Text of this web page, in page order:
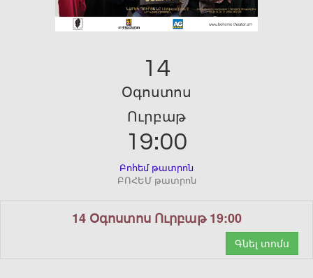
14
Օգոստոս
Ուրբաթ
19:00
Բոհեմ թատրոն
ԲՈՀԵՄ թատրոն
14 Օգոստոս Ուրբաթ 19:00
Գնել տոմս